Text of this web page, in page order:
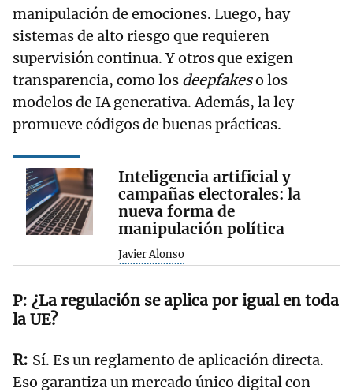
manipulación de emociones. Luego, hay
sistemas de alto riesgo que requieren
supervisión continua. Y otros que exigen
transparencia, como los deepfakeso los
modelos de IA generativa. Además, la ley
promueve códigos de buenas prácticas.
Inteligencia artificial y
campañas electorales: la
nueva forma de
manipulación política
Javier Alonso
¿La regulación se aplica por igual en toda
la UE?
Sí. Es un reglamento de aplicación directa.
Eso garantiza un mercado único digital con